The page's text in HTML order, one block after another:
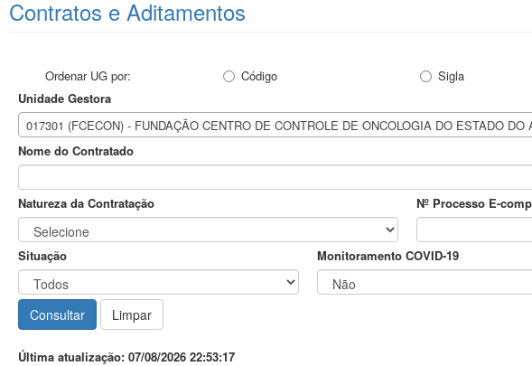
Contratos e Aditamentos
Ordenar UG por: Código
Sigla
Unidade Gestora
017301 (FCECON) - FUNDAÇÃO CENTRO DE CONTROLE DE ONCOLOGIA DO ESTADO DO
Nome do Contratado
Natureza da Contratação Nº Processo E-
Situação Monitoramento COVID-19
Última atualização: 07/08/2026 22:53:17